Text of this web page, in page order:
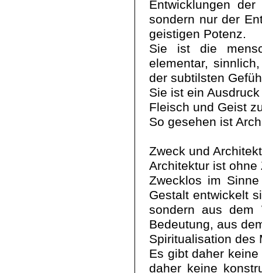
Entwicklungen
sondern nur der
geistigen Potenz.
Sie ist die
elementar,
der subtilsten
Sie ist ein
Fleisch und Geist
So gesehen ist
Zweck und
Architektur ist ohne
Zwecklos im
Gestalt entwickelt
sondern aus dem
Bedeutung, aus
Spiritualisation des
Es gibt daher
daher keine